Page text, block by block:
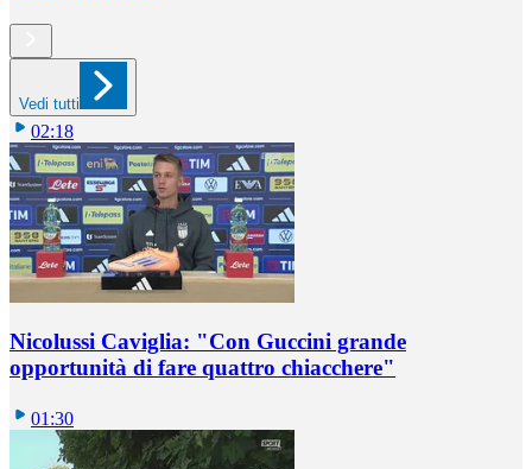
Vedi tutti
02:18
Nicolussi Caviglia: "Con Guccini grande
opportunità di fare quattro chiacchere"
01:30